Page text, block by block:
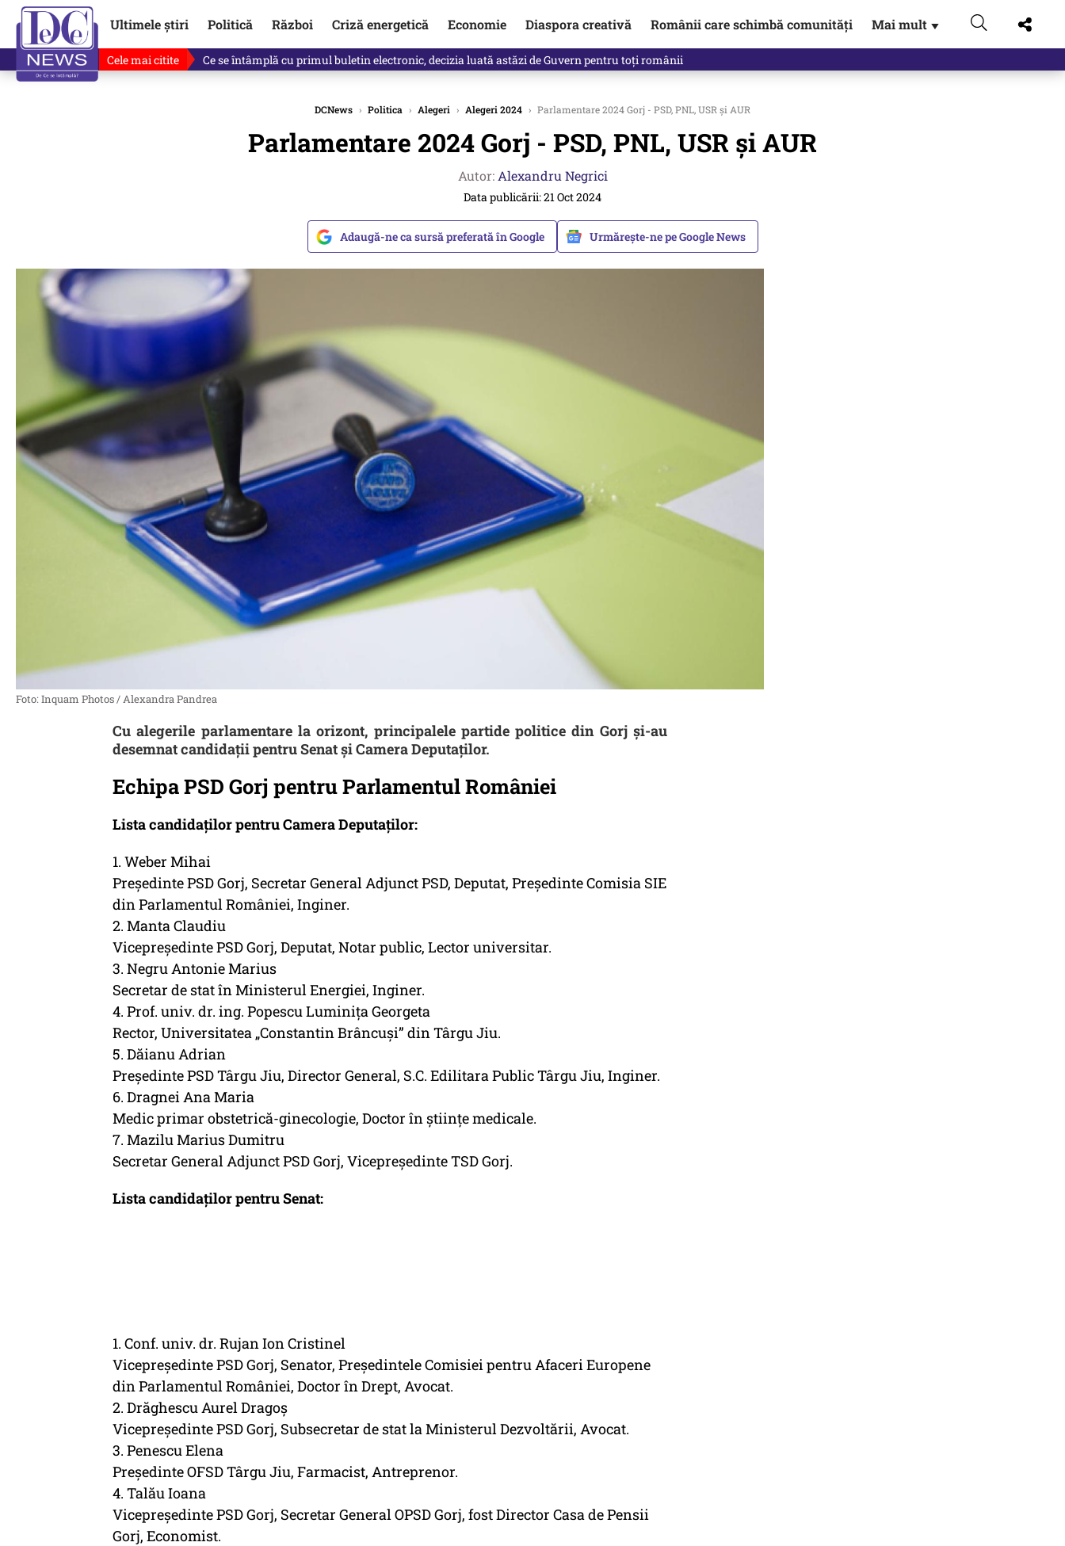
Ultimele știri Politică Război Criză energetică Economie Diaspora creativă Românii care schimbă comunități Mai mult ▼
Cele mai citite Ce se întâmplă cu primul buletin electronic, decizia luată astăzi de Guvern pentru toți românii
DCNews › Politica › Alegeri › Alegeri 2024 › Parlamentare 2024 Gorj - PSD, PNL, USR și AUR
Parlamentare 2024 Gorj - PSD, PNL, USR și AUR
Autor: Alexandru Negrici
Data publicării: 21 Oct 2024
Adaugă-ne ca sursă preferată în Google Urmărește-ne pe Google News
Foto: Inquam Photos / Alexandra Pandrea
Cu alegerile parlamentare la orizont, principalele partide politice din Gorj și-au
desemnat candidații pentru Senat și Camera Deputaților.
Echipa PSD Gorj pentru Parlamentul României
Lista candidaților pentru Camera Deputaților:
1. Weber Mihai
Președinte PSD Gorj, Secretar General Adjunct PSD, Deputat, Președinte Comisia SIE
din Parlamentul României, Inginer.
2. Manta Claudiu
Vicepreședinte PSD Gorj, Deputat, Notar public, Lector universitar.
3. Negru Antonie Marius
Secretar de stat în Ministerul Energiei, Inginer.
4. Prof. univ. dr. ing. Popescu Luminița Georgeta
Rector, Universitatea „Constantin Brâncuși” din Târgu Jiu.
5. Dăianu Adrian
Președinte PSD Târgu Jiu, Director General, S.C. Edilitara Public Târgu Jiu, Inginer.
6. Dragnei Ana Maria
Medic primar obstetrică-ginecologie, Doctor în științe medicale.
7. Mazilu Marius Dumitru
Secretar General Adjunct PSD Gorj, Vicepreședinte TSD Gorj.
Lista candidaților pentru Senat:
1. Conf. univ. dr. Rujan Ion Cristinel
Vicepreședinte PSD Gorj, Senator, Președintele Comisiei pentru Afaceri Europene
din Parlamentul României, Doctor în Drept, Avocat.
2. Drăghescu Aurel Dragoș
Vicepreședinte PSD Gorj, Subsecretar de stat la Ministerul Dezvoltării, Avocat.
3. Penescu Elena
Președinte OFSD Târgu Jiu, Farmacist, Antreprenor.
4. Talău Ioana
Vicepreședinte PSD Gorj, Secretar General OPSD Gorj, fost Director Casa de Pensii
Gorj, Economist.